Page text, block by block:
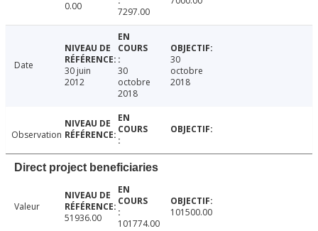
0.00
7297.00
Date
30 juin
2012
30
octobre
2018
30
octobre
2018
Observation
Direct project beneficiaries
Valeur
51936.00
101774.00
101500.00